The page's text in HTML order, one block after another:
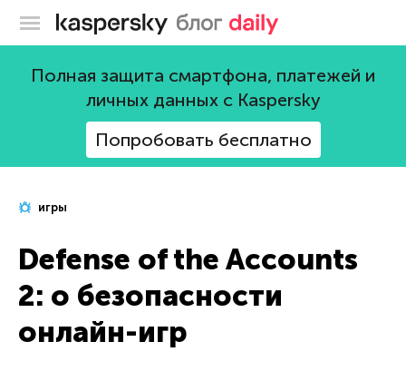
Блог Касперского
Полная защита смартфона, платежей и
личных данных с Kaspersky
Попробовать бесплатно
игры
Defense of the Accounts
2: о безопасности
онлайн-игр